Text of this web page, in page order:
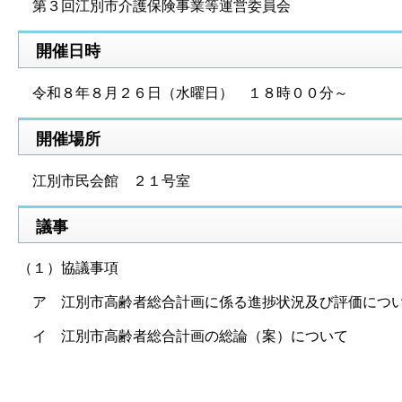
第３回江別市介護保険事業等運営委員会
開催日時
令和８年８月２６日（水曜日） １８時００分～
開催場所
江別市民会館 ２１号室
議事
（１）協議事項
ア 江別市高齢者総合計画に係る進捗状況及び評価につ
イ 江別市高齢者総合計画の総論（案）について